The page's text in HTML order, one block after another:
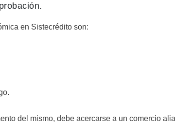
en Sistecrédito son:
del mismo, debe acercarse a un comercio